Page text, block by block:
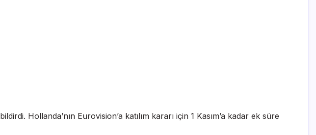
Hollanda’nın Eurovision’a katılım kararı için 1 Kasım’a kadar ek süre